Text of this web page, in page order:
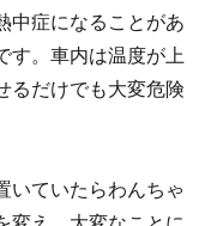
中症になることがあ
す。車内は温度が上
るだけでも大変危険
いたらわんちゃ